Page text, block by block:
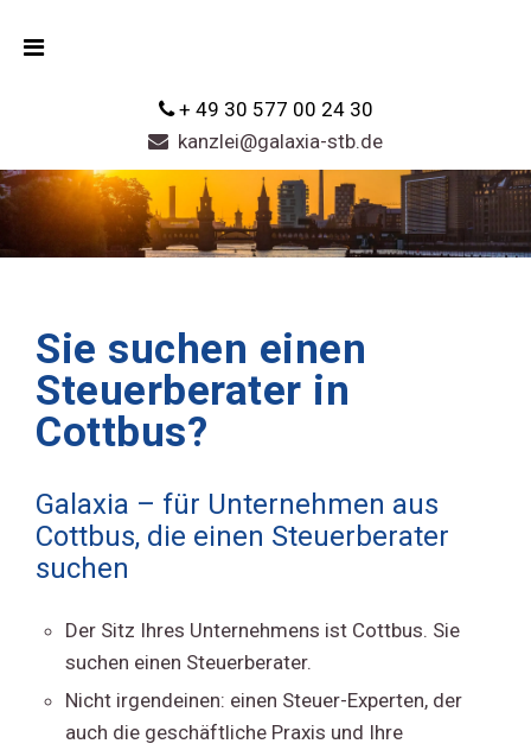
+ 49 30 577 00 24 30
kanzlei@galaxia-stb.de
Sie suchen einen
Steuerberater in
Cottbus?
Galaxia – für Unternehmen aus
Cottbus, die einen Steuerberater
suchen
Der Sitz Ihres Unternehmens ist Cottbus. Sie
suchen einen Steuerberater.
Nicht irgendeinen: einen Steuer-Experten, der
auch die geschäftliche Praxis und Ihre